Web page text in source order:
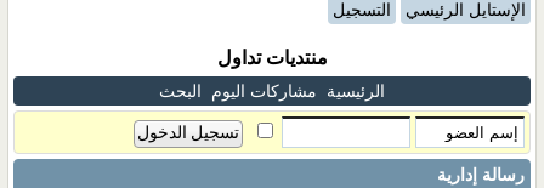
الإستايل الرئيسي التسجيل
منتديات تداول
الرئيسية مشاركات اليوم البحث
رسالة إدارية